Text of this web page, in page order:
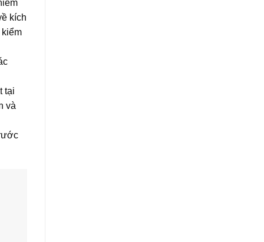
kích
tại
và